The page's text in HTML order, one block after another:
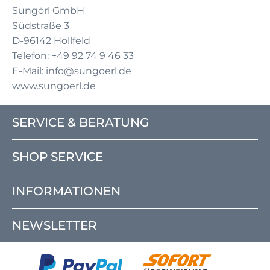
Sungörl GmbH
Südstraße 3
D-96142 Hollfeld
Telefon: +49 92 74 9 46 33
E-Mail: info@sungoerl.de
www.sungoerl.de
SERVICE & BERATUNG
SHOP SERVICE
INFORMATIONEN
NEWSLETTER